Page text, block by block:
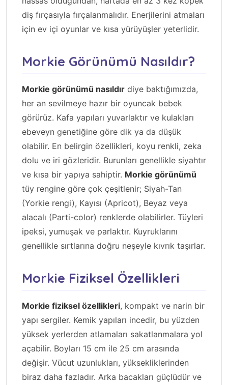
diş fırçasıyla fırçalanmalıdır. Enerjilerini atmaları
için ev içi oyunlar ve kısa yürüyüşler yeterlidir.
Morkie Görünümü Nasıldır?
Morkie görünümü nasıldır diye baktığımızda,
her an sevilmeye hazır bir oyuncak bebek
görürüz. Kafa yapıları yuvarlaktır ve kulakları
ebeveyn genetiğine göre dik ya da düşük
olabilir. En belirgin özellikleri, koyu renkli, zeka
dolu ve iri gözleridir. Burunları genellikle siyahtır
ve kısa bir yapıya sahiptir. Morkie görünümü
tüy rengine göre çok çeşitlenir; Siyah-Tan
(Yorkie rengi), Kayısı (Apricot), Beyaz veya
alacalı (Parti-color) renklerde olabilirler. Tüyleri
ipeksi, yumuşak ve parlaktır. Kuyruklarını
genellikle sırtlarına doğru neşeyle kıvrık taşırlar.
Morkie Fiziksel Özellikleri
Morkie fiziksel özellikleri, kompakt ve narin bir
yapı sergiler. Kemik yapıları incedir, bu yüzden
yüksek yerlerden atlamaları sakatlanmalara yol
açabilir. Boyları 15 cm ile 25 cm arasında
değişir. Vücut uzunlukları, yüksekliklerinden
biraz daha fazladır. Arka bacakları güçlüdür ve